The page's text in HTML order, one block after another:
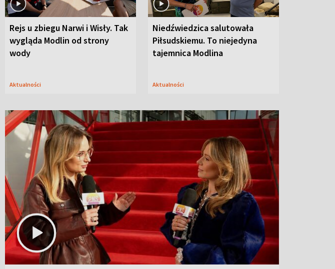
Rejs u zbiegu Narwi i Wisły. Tak
wygląda Modlin od strony
wody
Aktualności
Niedźwiedzica salutowała
Piłsudskiemu. To niejedyna
tajemnica Modlina
Aktualności